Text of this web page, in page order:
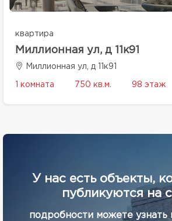
квартира
Миллионная ул, д 11к91
Миллионная ул, д 11к91
1 комната 750 кв.м. 98 этаж
У нас есть объекты,
публикуются на
подробности можете узнать